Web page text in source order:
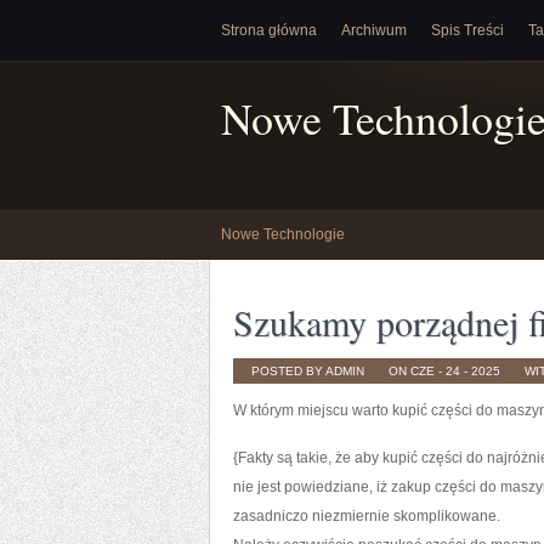
Strona główna Archiwum Spis Treści
Nowe
Nowe Technologie
Szukamy porządnej
POSTED BY ADMIN ON CZE - 24 - 2025
W którym miejscu warto kupić części do
{Fakty są takie, że aby kupić części do
nie jest powiedziane, iż zakup części do
zasadniczo niezmiernie skomplikowane.